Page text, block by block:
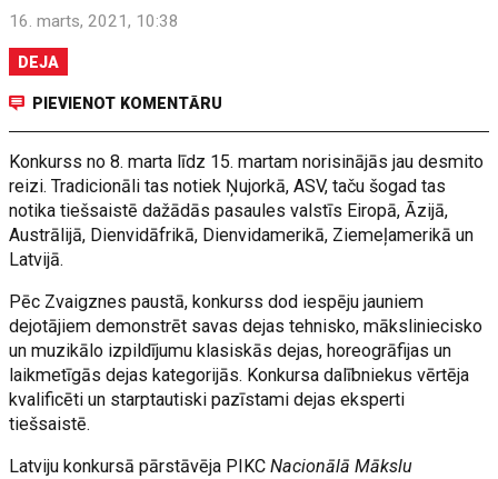
16. marts, 2021, 10:38
DEJA
PIEVIENOT KOMENTĀRU
Konkurss no 8. marta līdz 15. martam norisinājās jau desmito
reizi. Tradicionāli tas notiek Ņujorkā, ASV, taču šogad tas
notika tiešsaistē dažādās pasaules valstīs Eiropā, Āzijā,
Austrālijā, Dienvidāfrikā, Dienvidamerikā, Ziemeļamerikā un
Latvijā.
Pēc Zvaigznes paustā, konkurss dod iespēju jauniem
dejotājiem demonstrēt savas dejas tehnisko, māksliniecisko
un muzikālo izpildījumu klasiskās dejas, horeogrāfijas un
laikmetīgās dejas kategorijās. Konkursa dalībniekus vērtēja
kvalificēti un starptautiski pazīstami dejas eksperti
tiešsaistē.
Latviju konkursā pārstāvēja PIKCNacionālā Mākslu